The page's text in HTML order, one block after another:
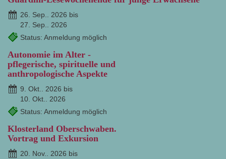
26. Sep.. 2026 bis
27. Sep.. 2026
Status: Anmeldung möglich
Autonomie im Alter -
pflegerische, spirituelle und
anthropologische Aspekte
9. Okt.. 2026 bis
10. Okt.. 2026
Status: Anmeldung möglich
Klosterland Oberschwaben.
Vortrag und Exkursion
20. Nov.. 2026 bis